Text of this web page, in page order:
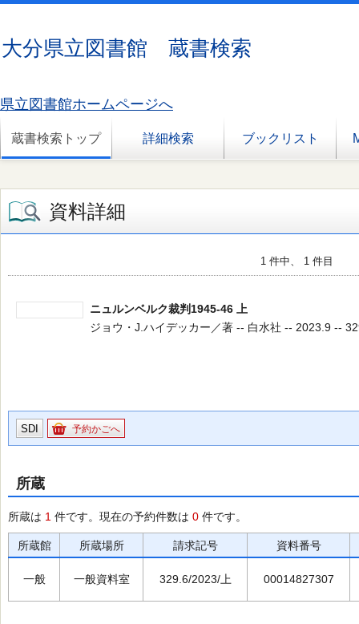
大分県立図書館 蔵書検索
県立図書館ホームページへ
蔵書検索トップ 詳細検索 ブックリスト
資料詳細
1 件中、 1 件目
ニュルンベルク裁判1945-46 上
ジョウ・J.ハイデッカー／著 -- 白水社 -- 2023.9 --
SDI 予約かごへ
所蔵
所蔵は 1 件です。現在の予約件数は 0 件です。
所蔵館 所蔵場所 請求記号 資料番号
一般 一般資料室 329.6/2023/上 00014827307